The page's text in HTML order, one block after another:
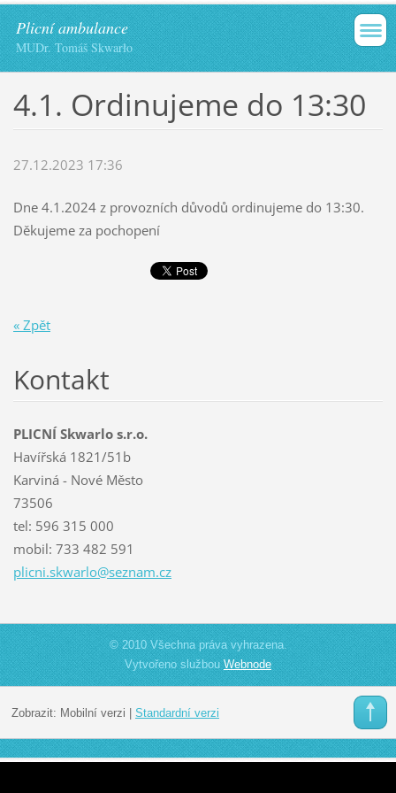
Plicní ambulance
MUDr. Tomáš Skwarło
4.1. Ordinujeme do 13:30
27.12.2023 17:36
Dne 4.1.2024 z provozních důvodů ordinujeme do 13:30.
Děkujeme za pochopení
« Zpět
Kontakt
PLICNÍ Skwarlo s.r.o.
Havířská 1821/51b
Karviná - Nové Město
73506
tel: 596 315 000
mobil: 733 482 591
plicni.skwarlo@seznam.cz
© 2010 Všechna práva vyhrazena.
Vytvořeno službouWebnode
Zobrazit: Mobilní verzi Standardní verzi